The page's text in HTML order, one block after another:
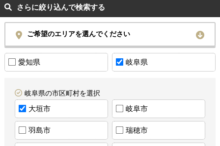
さらに絞り込んで検索する
ご希望のエリアを選んでください
愛知県 岐阜県
岐阜県の市区町村を選択
大垣市 岐阜市
羽島市 瑞穂市